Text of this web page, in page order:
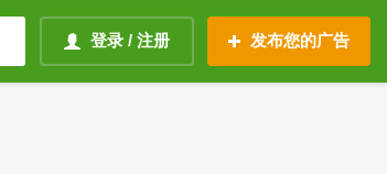
登录 / 注册 发布您的广告